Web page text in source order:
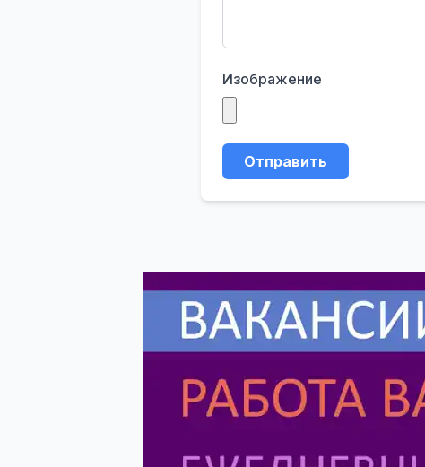
Изображение
Отправить